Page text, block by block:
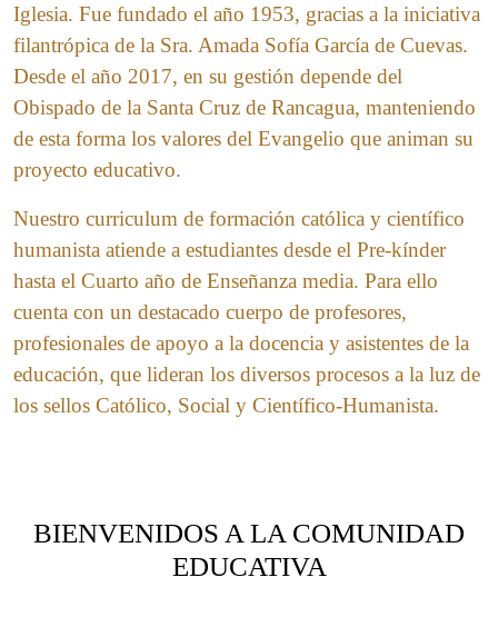
Iglesia. Fue fundado el año 1953, gracias a la iniciativa
filantrópica de la Sra. Amada Sofía García de Cuevas.
Desde el año 2017, en su gestión depende del
Obispado de la Santa Cruz de Rancagua, manteniendo
de esta forma los valores del Evangelio que animan su
proyecto educativo.
Nuestro curriculum de formación católica y científico
humanista atiende a estudiantes desde el Pre-kínder
hasta el Cuarto año de Enseñanza media. Para ello
cuenta con un destacado cuerpo de profesores,
profesionales de apoyo a la docencia y asistentes de la
educación, que lideran los diversos procesos a la luz de
los sellos Católico, Social y Científico-Humanista.
BIENVENIDOS A LA COMUNIDAD
EDUCATIVA